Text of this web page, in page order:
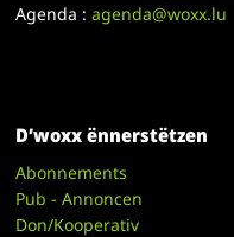
Agenda :agenda@woxx.lu
D’woxx ënnerstëtzen
Abonnements
Pub - Annoncen
Don/Kooperativ